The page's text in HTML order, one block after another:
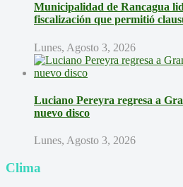
Municipalidad de Rancagua
fiscalización que permitió
Lunes, Agosto 3, 2026
Luciano Pereyra regresa a
nuevo disco
Lunes, Agosto 3, 2026
Clima